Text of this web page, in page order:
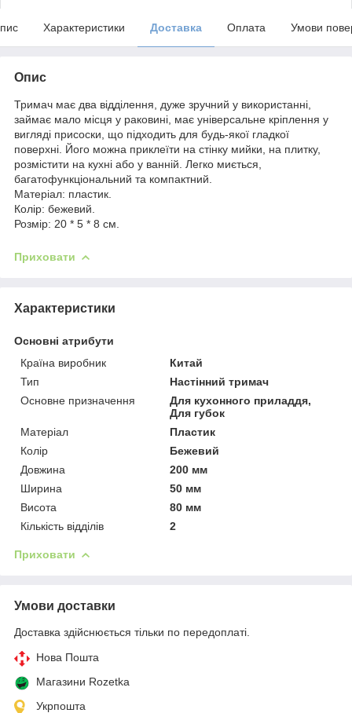
Характеристики Доставка Оплата Умови
Опис
Тримач має два відділення, дуже зручний у використанні,
займає мало місця у раковині, має універсальне кріплення у
вигляді присоски, що підходить для будь-якої гладкої
поверхні. Його можна приклеїти на стінку мийки, на плитку,
розмістити на кухні або у ванній. Легко миється,
багатофункціональний та компактний.
Матеріал: пластик.
Колір: бежевий.
Розмір: 20 * 5 * 8 см.
Приховати
Характеристики
Основні атрибути
Країна виробник
Китай
Тип
Настінний тримач
Основне призначення
Для кухонного приладдя,
Для губок
Матеріал
Пластик
Колір
Бежевий
Довжина
200 мм
Ширина
50 мм
Висота
80 мм
Кількість відділів
2
Приховати
Умови доставки
Доставка здійснюється тільки по передоплаті.
Нова Пошта
Магазини Rozetka
Укрпошта